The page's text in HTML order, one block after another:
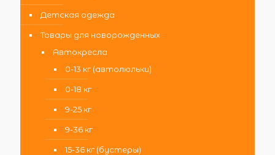
Детская одежда
Товары для новорожденных
Автокресла
0-13 кг (автолюльки)
0-18 кг
9-25 кг
9-36 кг
15-36 кг (бустеры)